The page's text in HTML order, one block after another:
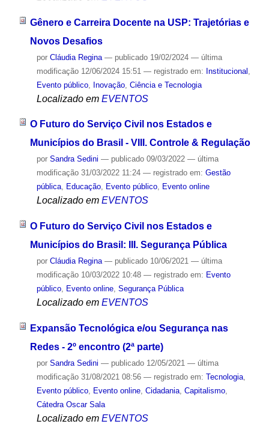
Gênero e Carreira Docente na USP: Trajetórias e
Novos Desafios
por Cláudia Regina — publicado19/02/2024 — última
modificação12/06/2024 15:51 — registrado em: Institucional
Evento público, Inovação, Ciência e Tecnologia
Localizado em EVENTOS
O Futuro do Serviço Civil nos Estados e
Municípios do Brasil - VIII. Controle & Regulação
por Sandra Sedini — publicado09/03/2022 — última
modificação31/03/2022 11:24 — registrado em: Gestão
pública, Educação, Evento público, Evento online
Localizado em EVENTOS
O Futuro do Serviço Civil nos Estados e
Municípios do Brasil: III. Segurança Pública
por Cláudia Regina — publicado10/06/2021 — última
modificação10/03/2022 10:48 — registrado em: Evento
público, Evento online, Segurança Pública
Localizado em EVENTOS
Expansão Tecnológica e/ou Segurança nas
Redes - 2º encontro (2ª parte)
por Sandra Sedini — publicado12/05/2021 — última
modificação31/08/2021 08:56 — registrado em: Tecnologia,
Evento público, Evento online, Cidadania, Capitalismo,
Cátedra Oscar Sala
Localizado em EVENTOS